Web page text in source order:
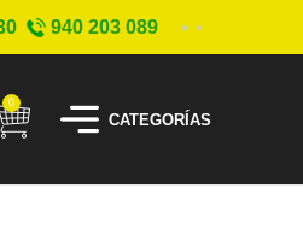
940 203 089
0
CATEGORÍAS